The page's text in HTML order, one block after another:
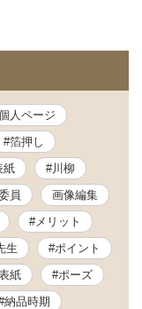
人ページ
#箔押し
紙
#川柳
員
画像編集
#メリット
生
#ポイント
紙
#ポーズ
納品時期